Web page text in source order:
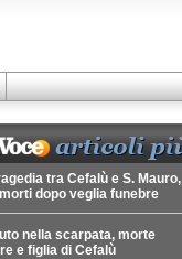
tra Cefalù e S. Mauro,
dopo veglia funebre
nella scarpata, morte
e figlia di Cefalù